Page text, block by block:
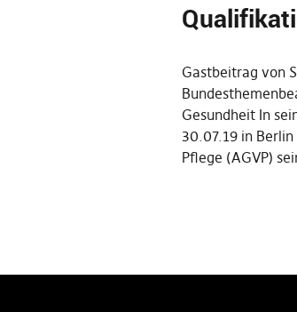
Gastbeitrag von
Gesundheit In
30.07.19 in
Pflege (AGVP)